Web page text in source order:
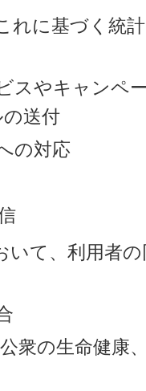
れに基づく統
スやキャンペ
送付
の対応
いて、利用者
衆の生命健康